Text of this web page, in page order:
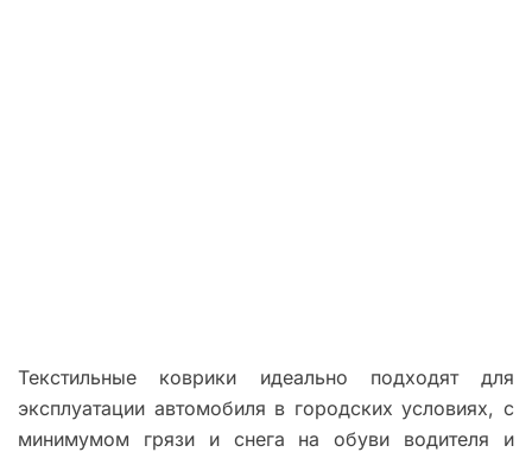
Текстильные коврики идеально подходят для
эксплуатации автомобиля в городских условиях, с
минимумом грязи и снега на обуви водителя и